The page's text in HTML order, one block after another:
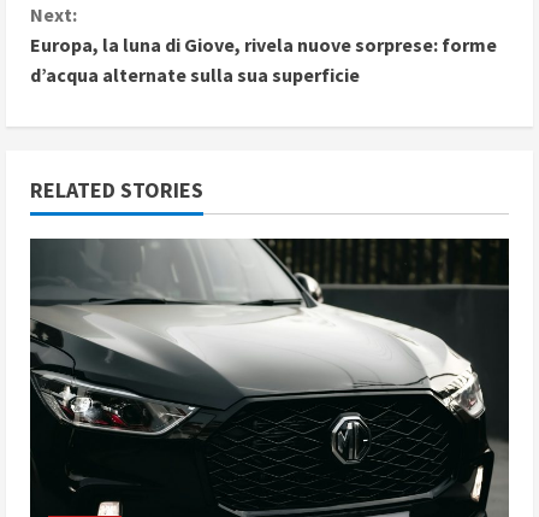
n
t
n
u
e
R
e
a
Next:
Europa, la luna di Giove, rivela nuove sorprese: forme
d’acqua alternate sulla sua superficie
RELATED STORIES